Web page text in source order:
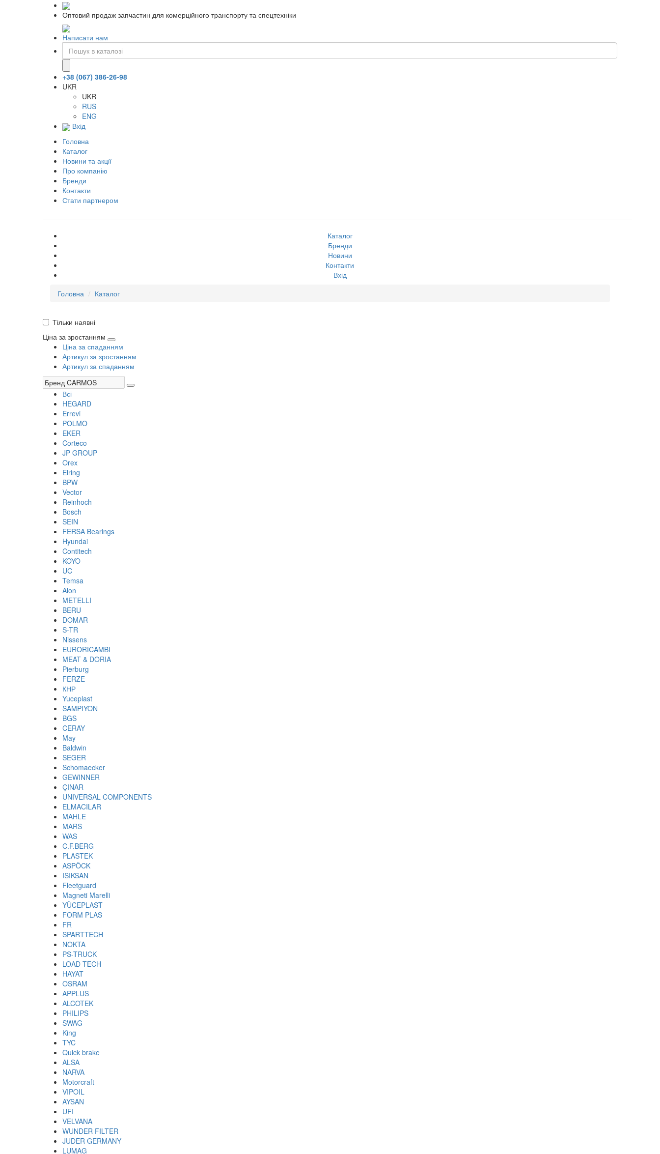
Оптовий продаж запчастин для комерційного транспорту та спецтехніки
Написати нам
+38 (067) 386-26-98
UKR
UKR
RUS
ENG
Вхід
Головна
Каталог
Новини та акції
Про компанію
Бренди
Контакти
Стати партнером
Каталог
Бренди
Новини
Контакти
Вхід
Головна
Каталог
Тільки наявні
Ціна за зростанням
Ціна за спаданням
Артикул за зростанням
Артикул за спаданням
Всі
HEGARD
Errevi
POLMO
EKER
Corteco
JP GROUP
Orex
Elring
BPW
Vector
Reinhoch
Bosch
SEIN
FERSA Bearings
Hyundai
Contitech
KOYO
UC
Temsa
Alon
METELLI
BERU
DOMAR
S-TR
Nissens
EURORICAMBI
MEAT & DORIA
Pierburg
FERZE
КНР
Yuceplast
SAMPIYON
BGS
CERAY
May
Baldwin
SEGER
Schomaecker
GEWINNER
ÇINAR
UNIVERSAL COMPONENTS
ELMACILAR
MAHLE
MARS
WAS
C.F.BERG
PLASTEK
ASPÖCK
ISIKSAN
Fleetguard
Magneti Marelli
YÜCEPLAST
FORM PLAS
FR
SPARTTECH
NOKTA
PS-TRUCK
LOAD TECH
HAYAT
OSRAM
APPLUS
ALCOTEK
PHILIPS
SWAG
King
TYC
Quick brake
ALSA
NARVA
Motorcraft
VIPOIL
AYSAN
UFI
VELVANA
WUNDER FILTER
JUDER GERMANY
LUMAG